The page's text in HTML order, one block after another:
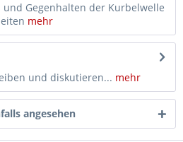
Gegenhalten der Kurbelwelle
mehr
und diskutieren... mehr
angesehen